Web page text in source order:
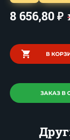
8 656,80 ₽
В
ЗАКАЗ В